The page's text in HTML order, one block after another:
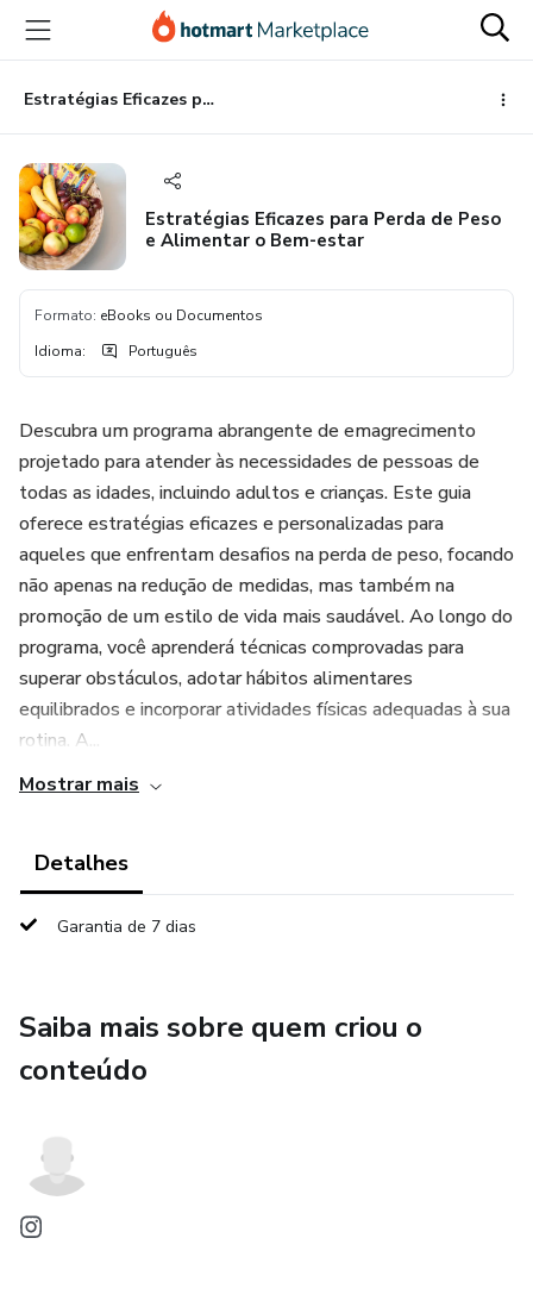
para
conteúdo
principal
para
pagamento
para
rodapé
Estratégias Eficazes para Perda de Peso e Alimentar o Bem-estar
Estratégias Eficazes para Perda de Peso
e Alimentar o Bem-estar
Formato: eBooks ou Documentos
Idioma: Português
Descubra um programa abrangente de emagrecimento
projetado para atender às necessidades de pessoas de
todas as idades, incluindo adultos e crianças. Este guia
oferece estratégias eficazes e personalizadas para
aqueles que enfrentam desafios na perda de peso, focando
não apenas na redução de medidas, mas também na
promoção de um estilo de vida mais saudável. Ao longo do
programa, você aprenderá técnicas comprovadas para
superar obstáculos, adotar hábitos alimentares
equilibrados e incorporar atividades físicas adequadas à sua
rotina. A...
Mostrar mais
Detalhes
Garantia de 7 dias
Saiba mais sobre quem criou o
conteúdo